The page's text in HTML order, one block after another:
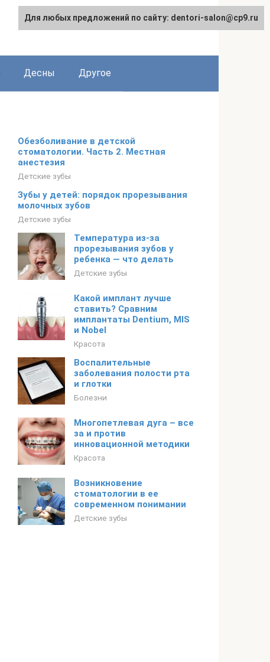
Десны Другое
Обезболивание в детской
стоматологии. Часть 2. Местная
анестезия
Детские зубы
Зубы у детей: порядок прорезывания
молочных зубов
Детские зубы
Температура из-за
прорезывания зубов у
ребенка — что делать
Детские зубы
Какой имплант лучше
ставить? Сравним
имплантаты Dentium, MIS
и Nobel
Красота
Воспалительные
заболевания полости рта
и глотки
Болезни
Многопетлевая дуга – все
за и против
инновационной методики
Красота
Возникновение
стоматологии в ее
современном понимании
Детские зубы
Для любых предложений по сайту: dentori-salon@cp9.ru